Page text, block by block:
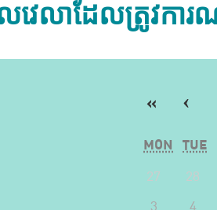
វេលាដែលត្រូវកា
« ‹
MON TUE
27
28